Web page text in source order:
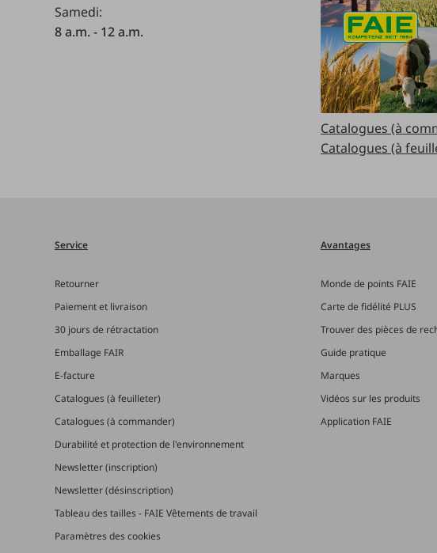
Samedi:
8 a.m. - 12 a.m.
Catalogues (à
Catalogues (à
Service
Retourner
Paiement et livraison
30 jours de rétractation
Emballage FAIR
E-facture
Catalogues (à feuilleter)
Catalogues (à commander)
Durabilité et protection de l'environnement
Newsletter (inscription)
Newsletter (désinscription)
Tableau des tailles - FAIE Vêtements de travail
Paramètres des cookies
Avantages
Monde de points FAIE
Carte de fidélité PLUS
Trouver des pièces de
Guide pratique
Marques
Vidéos sur les produits
Application FAIE